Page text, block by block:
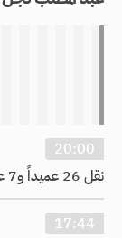
20:00
نقل 26 عميداً و7 عقداء وعشرات الضباط (اسماء)
17:44